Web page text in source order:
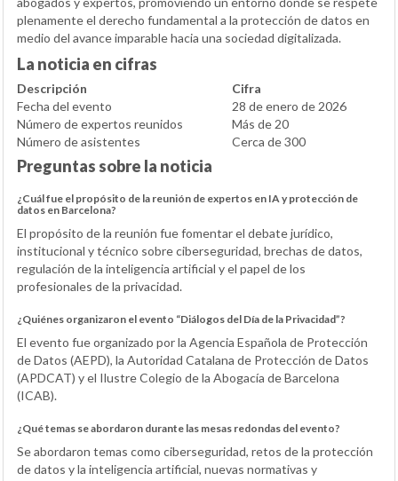
plenamente el derecho fundamental a la protección de datos en
medio del avance imparable hacia una sociedad digitalizada.
La noticia en cifras
Descripción
Cifra
Fecha del evento
28 de enero de 2026
Número de expertos reunidos
Más de 20
Número de asistentes
Cerca de 300
Preguntas sobre la noticia
¿Cuál fue el propósito de la reunión de expertos en IA y protección de
datos en Barcelona?
El propósito de la reunión fue fomentar el debate jurídico,
institucional y técnico sobre ciberseguridad, brechas de datos,
regulación de la inteligencia artificial y el papel de los
profesionales de la privacidad.
¿Quiénes organizaron el evento “Diálogos del Día de la Privacidad”?
El evento fue organizado por la Agencia Española de Protección
de Datos (AEPD), la Autoridad Catalana de Protección de Datos
(APDCAT) y el Ilustre Colegio de la Abogacía de Barcelona
(ICAB).
¿Qué temas se abordaron durante las mesas redondas del evento?
Se abordaron temas como ciberseguridad, retos de la protección
de datos y la inteligencia artificial, nuevas normativas y